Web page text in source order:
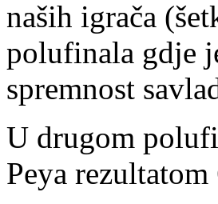
naših igrača
polufinala gdje
spremnost
U drugom
Peya